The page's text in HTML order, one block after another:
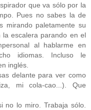
que va sólo por la
Pues no sabes la de
mirando paletamente su
escalera parando en el
al hablarme en
idiomas. Incluso le
inglés.
delante para ver como
mi cola-cao...). Que
no lo miro. Trabaja sólo.